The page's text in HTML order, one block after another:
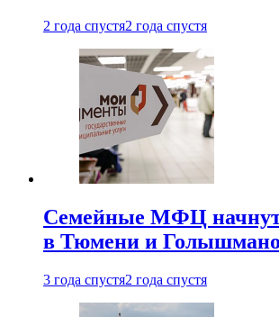
2 года спустя2 года спустя
Семейные МФЦ начнут
в Тюмени и
3 года спустя2 года спустя